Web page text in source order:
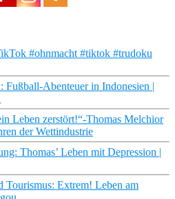
#ohnmacht #tiktok #trudoku
Fußball-Abenteuer in Indonesien |
Leben zerstört!“-Thomas Melchior
der Wettindustrie
Thomas’ Leben mit Depression |
Tourismus: Extrem! Leben am